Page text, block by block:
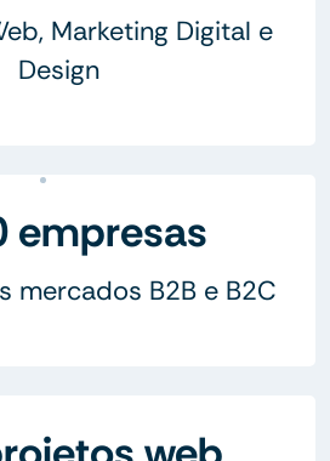
Marketing Digital e
Design
empresas
mercados B2B e B2C